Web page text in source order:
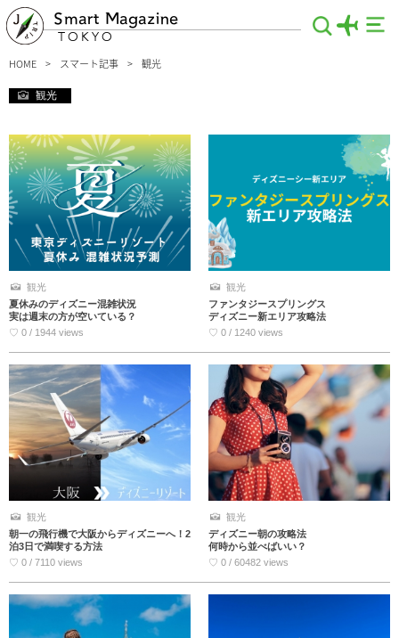
Smart Magazine
TOKYO
HOME スマート記事 観光
観光
観光
夏休みのディズニー混雑状況
実は週末の方が空いている？
♡ 0 / 1944 views
観光
ファンタジースプリングス
ディズニー新エリア攻略法
♡ 0 / 1240 views
観光
朝一の飛行機で大阪からディズニーへ！2
泊3日で満喫する方法
♡ 0 / 7110 views
観光
ディズニー朝の攻略法
何時から並べばいい？
♡ 0 / 60482 views